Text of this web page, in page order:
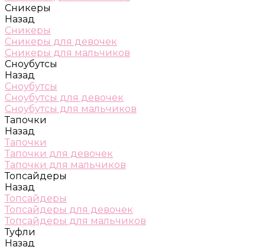
Сникеры
Назад
Сникеры
Сникеры для девочек
Сникеры для мальчиков
Сноубутсы
Назад
Сноубутсы
Сноубутсы для девочек
Сноубутсы для мальчиков
Тапочки
Назад
Тапочки
Тапочки для девочек
Тапочки для мальчиков
Топсайдеры
Назад
Топсайдеры
Топсайдеры для девочек
Топсайдеры для мальчиков
Туфли
Назад